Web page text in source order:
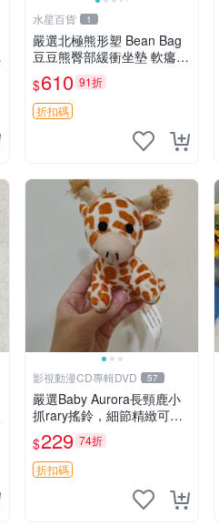
水星百貨 1
嚴選北極熊形塑 Bean Bag
豆豆熊臀部緩衝坐墊 軟癟癟
舒壓設計 保暖又實用 適合
久坐放松 推薦居家使用 RU
SS系列 豆豆熊屁屁坐墊 3D
顆粒結構
$610 91折
折扣碼
影視動漫CD專輯DVD 57
嚴選Baby Aurora長頸鹿小
抓rary搖鈴，細節精緻可聆
聽清脆鈴音 軟萌可愛 定制
紀念 金屬搖鈴 新手媽咪推
薦 長頸鹿 抓rary 搖鈴
$229 74折
折扣碼